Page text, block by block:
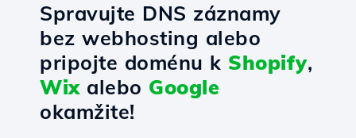
Spravujte DNS záznamy
bez webhosting alebo
pripojte doménu k Shopify,
Wixalebo Google
okamžite!